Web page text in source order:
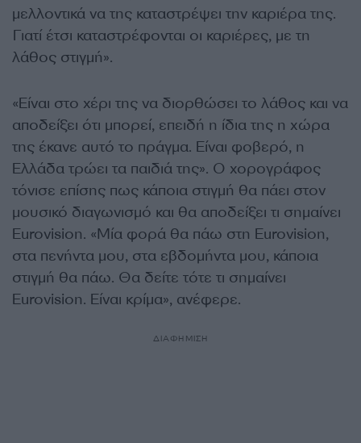
μελλοντικά να της καταστρέψει την καριέρα της.
Γιατί έτσι καταστρέφονται οι καριέρες, με τη
λάθος στιγμή».
«Είναι στο χέρι της να διορθώσει το λάθος και να
αποδείξει ότι μπορεί, επειδή η ίδια της η χώρα
της έκανε αυτό το πράγμα. Είναι φοβερό, η
Ελλάδα τρώει τα παιδιά της». Ο χορογράφος
τόνισε επίσης πως κάποια στιγμή θα πάει στον
μουσικό διαγωνισμό και θα αποδείξει τι σημαίνει
Eurovision. «Μία φορά θα πάω στη Eurovision,
στα πενήντα μου, στα εβδομήντα μου, κάποια
στιγμή θα πάω. Θα δείτε τότε τι σημαίνει
Eurovision. Είναι κρίμα», ανέφερε.
ΔΙΑΦΗΜΙΣΗ